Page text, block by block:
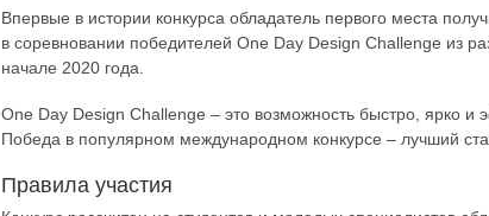
Впервые в истории конкурса обладатель первого места
в соревновании победителей One Day Design Challenge из
начале 2020 года.
One Day Design Challenge – это возможность быстро, ярко
Победа в популярном международном конкурсе – лучший
Правила участия